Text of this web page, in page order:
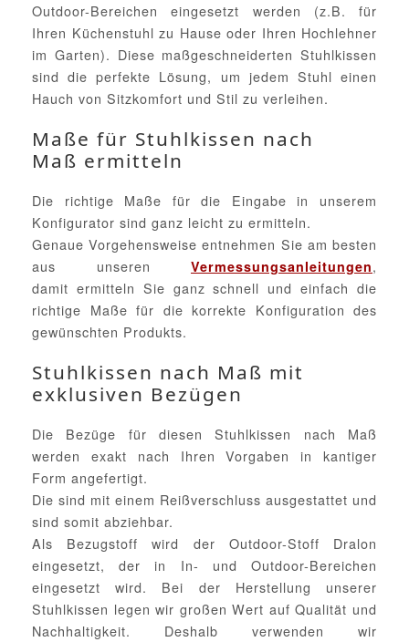
Outdoor-Bereichen eingesetzt werden (z.B. für
Ihren Küchenstuhl zu Hause oder Ihren Hochlehner
im Garten). Diese maßgeschneiderten Stuhlkissen
sind die perfekte Lösung, um jedem Stuhl einen
Hauch von Sitzkomfort und Stil zu verleihen.
Maße für Stuhlkissen nach
Maß ermitteln
Die richtige Maße für die Eingabe in unserem
Konfigurator sind ganz leicht zu ermitteln.
Genaue Vorgehensweise entnehmen Sie am besten
aus unseren Vermessungsanleitungen,
damit ermitteln Sie ganz schnell und einfach die
richtige Maße für die korrekte Konfiguration des
gewünschten Produkts.
Stuhlkissen nach Maß mit
exklusiven Bezügen
Die Bezüge für diesen Stuhlkissen nach Maß
werden exakt nach Ihren Vorgaben in kantiger
Form angefertigt.
Die sind mit einem Reißverschluss ausgestattet und
sind somit abziehbar.
Als Bezugstoff wird der Outdoor-Stoff Dralon
eingesetzt, der in In- und Outdoor-Bereichen
eingesetzt wird. Bei der Herstellung unserer
Stuhlkissen legen wir großen Wert auf Qualität und
Nachhaltigkeit. Deshalb verwenden wir